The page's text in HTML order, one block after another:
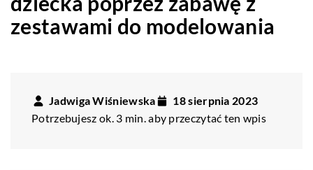
zestawami do modelowania
Jadwiga Wiśniewska
18 sierpnia 2023
Potrzebujesz ok. 3 min. aby przeczytać ten wpis